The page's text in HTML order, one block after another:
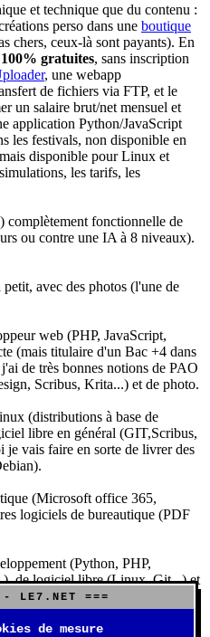
et technique que du contenu :
perso dans une boutique
chers, ceux-là sont payants). En
100% gratuites, sans inscription
, une webapp
de fichiers via FTP, et le
un salaire brut/net mensuel et
application Python/JavaScript
les festivals, non disponible en
disponible pour Linux et
les tarifs, les
complètement fonctionnelle de
ou contre une IA à 8 niveaux).
avec des photos (l'une de
web (PHP, JavaScript,
(mais titulaire d'un Bac +4 dans
de très bonnes notions de PAO
Scribus, Krita...) et de photo.
(distributions à base de
libre en général (GIT,Scribus,
vais faire en sorte de livrer des
(Microsoft office 365,
logiciels de bureautique (PDF
(Python, PHP,
de logiciel libre (Linux, Git...) et
(Risk, Uno, Scrabble...),
- LE7.NET ===
de mesure